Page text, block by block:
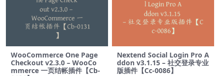
WooCommerce One Page
Checkout v2.3.0 – WooCo
mmerce 一页结帐插件【Cb-
Nextend Social Login Pro A
ddon v3.1.15 – 社交登录专业
版插件【Cc-0086】